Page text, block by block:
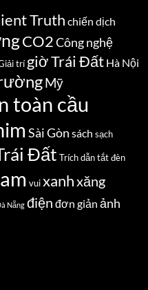
Truth chiến dịch
CO2Công nghệ
trí giờ Trái Đất Hà Nội
Mỹ
toàn cầu
Sài Gòn sách sạch
Đất Trích dẫntắt đèn
vuixanhxăng
Nẵng điện đơn giản ảnh